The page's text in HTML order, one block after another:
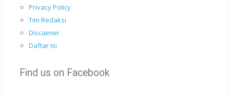
Privacy Policy
Tim Redaksi
Discaimer
Daftar Isi
Find us on Facebook